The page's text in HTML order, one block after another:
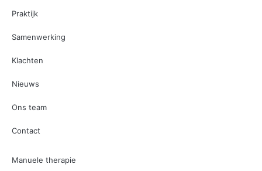
Praktijk
Samenwerking
Klachten
Nieuws
Ons team
Contact
Manuele therapie